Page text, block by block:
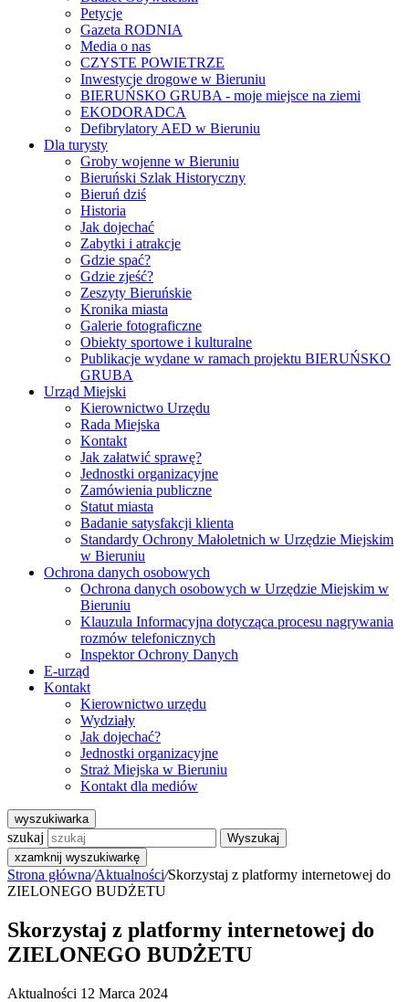
Petycje
Gazeta RODNIA
Media o nas
CZYSTE POWIETRZE
Inwestycje drogowe w Bieruniu
BIERUŃSKO GRUBA - moje miejsce na ziemi
EKODORADCA
Defibrylatory AED w Bieruniu
Dla turysty
Groby wojenne w Bieruniu
Bieruński Szlak Historyczny
Bieruń dziś
Historia
Jak dojechać
Zabytki i atrakcje
Gdzie spać?
Gdzie zjeść?
Zeszyty Bieruńskie
Kronika miasta
Galerie fotograficzne
Obiekty sportowe i kulturalne
Publikacje wydane w ramach projektu BIERUŃSKO
GRUBA
Urząd Miejski
Kierownictwo Urzędu
Rada Miejska
Kontakt
Jak załatwić sprawę?
Jednostki organizacyjne
Zamówienia publiczne
Statut miasta
Badanie satysfakcji klienta
Standardy Ochrony Małoletnich w Urzędzie Miejskim
w Bieruniu
Ochrona danych osobowych
Ochrona danych osobowych w Urzędzie Miejskim w
Bieruniu
Klauzula Informacyjna dotycząca procesu nagrywania
rozmów telefonicznych
Inspektor Ochrony Danych
E-urząd
Kontakt
Kierownictwo urzędu
Wydziały
Jak dojechać?
Jednostki organizacyjne
Straż Miejska w Bieruniu
Kontakt dla mediów
wyszukiwarka
szukaj
Wyszukaj
xzamknij wyszukiwarkę
Strona główna/Aktualności/Skorzystaj z platformy internetowej do
ZIELONEGO BUDŻETU
Skorzystaj z platformy internetowej do
ZIELONEGO BUDŻETU
Aktualności 12 Marca 2024